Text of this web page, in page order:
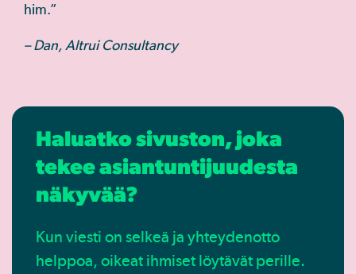
him.”
– Dan, Altrui Consultancy
Haluatko sivuston, joka
tekee asiantuntijuudesta
näkyvää?
Kun viesti on selkeä ja yhteydenotto
helppoa, oikeat ihmiset löytävät perille.